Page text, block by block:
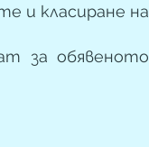
и класиране на
за обявеното